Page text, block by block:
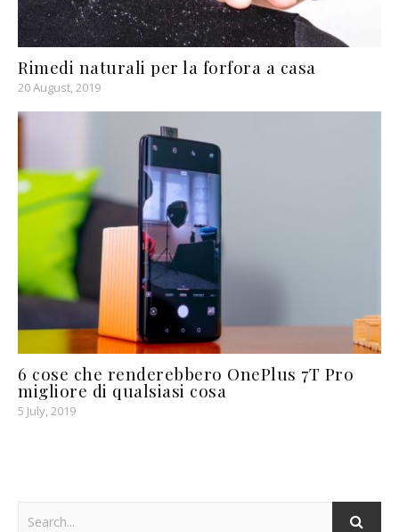
Rimedi naturali per la forfora a casa
20 August, 2019
6 cose che renderebbero OnePlus 7T Pro
migliore di qualsiasi cosa
5 July, 2019